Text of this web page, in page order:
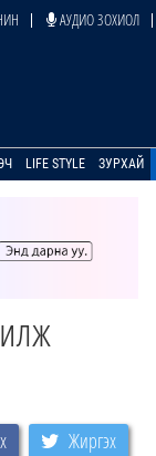
АУДИО ЗОХИОЛ
LIFE STYLE ЗУРХАЙ
Жиргэх